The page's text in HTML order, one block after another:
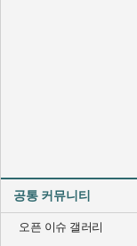
공통 커뮤니티
오픈 이슈 갤러리